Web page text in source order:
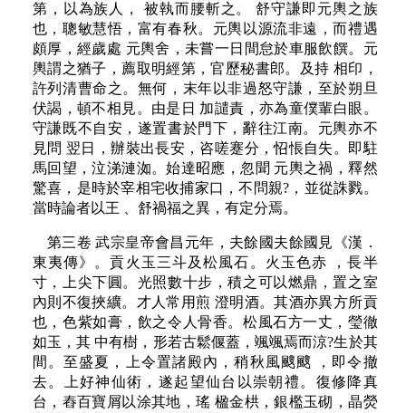
第，以為族人， 被執而腰斬之。 舒守謙即元輿之族
也，聰敏慧悟，富有春秋。元輿以源流非遠，而禮遇
頗厚，經歲處 元輿舍，未嘗一日間怠於車服飲饌。元
輿謂之猶子，薦取明經第，官歷秘書郎。及持 相印，
許列清曹命之。無何，末年以非過怒守謙，至於朔旦
伏謁，頓不相見。由是日 加譴責，亦為童僕輩白眼。
守謙既不自安，遂置書於門下，辭往江南。元輿亦不
見問 翌日，辦裝出長安，咨嗟蹇分，怊悵自失。即駐
馬回望，泣涕漣洳。始達昭應，忽聞 元輿之禍，釋然
驚喜，是時於宰相宅收捕家口，不問親?，並從誅戮。
當時論者以王 、舒禍福之異，有定分焉。
第三卷 武宗皇帝會昌元年，夫餘國夫餘國見《漢．
東夷傳》。貢火玉三斗及松風石。火玉色赤 ，長半
寸，上尖下圓。光照數十步，積之可以燃鼎，置之室
內則不復挾纊。才人常用煎 澄明酒。其酒亦異方所貢
也，色紫如膏，飲之令人骨香。松風石方一丈，瑩徹
如玉，其 中有樹，形若古鬆偃蓋，颯颯焉而涼?生於其
間。至盛夏，上令置諸殿內，稍秋風颼颼 ，即令撤
去。上好神仙術，遂起望仙台以崇朝禮。復修降真
台，舂百寶屑以涂其地，瑤 楹金栱，銀檻玉砌，晶熒